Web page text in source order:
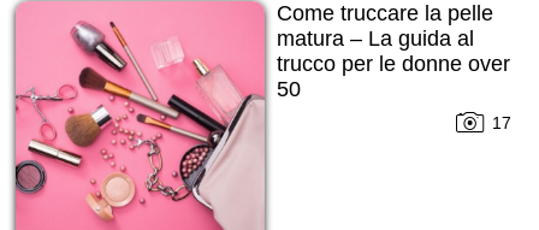
Come truccare la pelle
matura – La guida al
trucco per le donne over
50
17